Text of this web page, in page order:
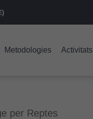
Metodologies Activitats
per Reptes